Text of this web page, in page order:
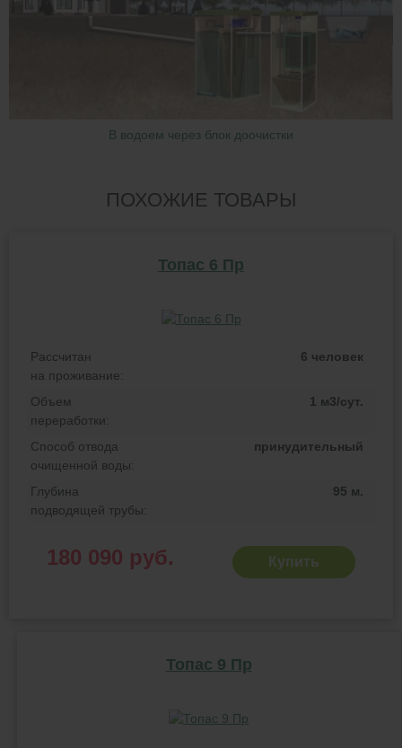
В водоем через блок доочистки
ПОХОЖИЕ ТОВАРЫ
Топас 6 Пр
Рассчитан
на проживание:
6 человек
Объем
переработки:
1 м3/сут.
Способ отвода
очищенной воды:
принудительный
Глубина
подводящей трубы:
95 м.
180 090 руб. Купить
Топас 9 Пр